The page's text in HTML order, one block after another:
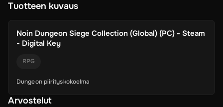
Tuotteen kuvaus
Noin Dungeon Siege Collection (Global) (PC) - Steam
- Digital Key
RPG
Dungeon piirityskokoelma
Arvostelut